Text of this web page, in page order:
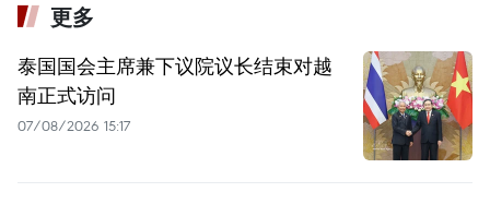
更多
泰国国会主席兼下议院议长结束对越
南正式访问
07/08/2026 15:17